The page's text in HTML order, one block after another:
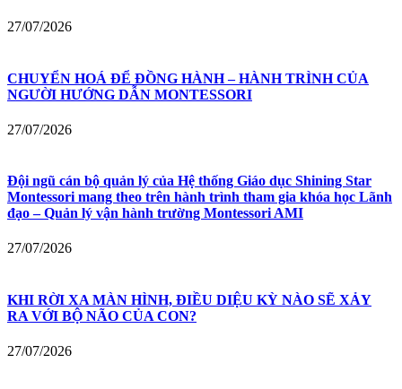
27/07/2026
CHUYỂN HOÁ ĐỂ ĐỒNG HÀNH – HÀNH TRÌNH CỦA
NGƯỜI HƯỚNG DẪN MONTESSORI
27/07/2026
Đội ngũ cán bộ quản lý của Hệ thống Giáo dục Shining Star
Montessori mang theo trên hành trình tham gia khóa học Lãnh
đạo – Quản lý vận hành trường Montessori AMI
27/07/2026
KHI RỜI XA MÀN HÌNH, ĐIỀU DIỆU KỲ NÀO SẼ XẢY
RA VỚI BỘ NÃO CỦA CON?
27/07/2026